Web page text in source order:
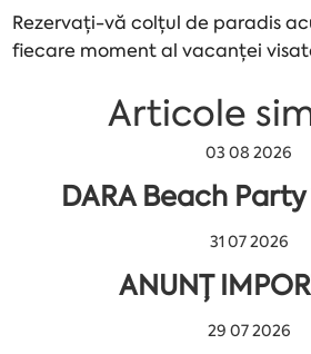
Rezervați-vă colțul de paradis
fiecare moment al vacanței
Articole
03 08 2026
DARA Beach
31 07 2026
ANUNȚ
29 07 2026